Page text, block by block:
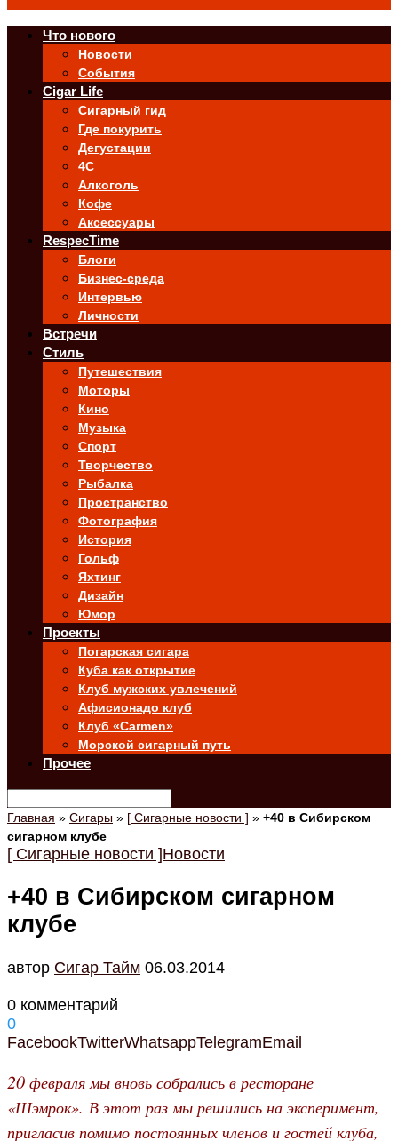
Что нового
Новости
События
Cigar Life
Сигарный гид
Где покурить
Дегустации
4C
Алкоголь
Кофе
Аксессуары
RespecTime
Блоги
Бизнес-среда
Интервью
Личности
Встречи
Стиль
Путешествия
Моторы
Кино
Музыка
Спорт
Творчество
Рыбалка
Пространство
Фотография
История
Гольф
Яхтинг
Дизайн
Юмор
Проекты
Погарская сигара
Куба как открытие
Клуб мужских увлечений
Афисионадо клуб
Клуб «Carmen»
Морской сигарный путь
Прочее
Главная » Сигары » [ Сигарные новости ] » +40 в Сибирском
сигарном клубе
[ Сигарные новости ]Новости
+40 в Сибирском сигарном
клубе
автор Cигар Тайм 06.03.2014
0 комментарий
0
FacebookTwitterWhatsappTelegramEmail
20 февраля мы вновь собрались в ресторане
«Шэмрок». В этот раз мы решились на эксперимент,
пригласив помимо постоянных членов и гостей клуба,